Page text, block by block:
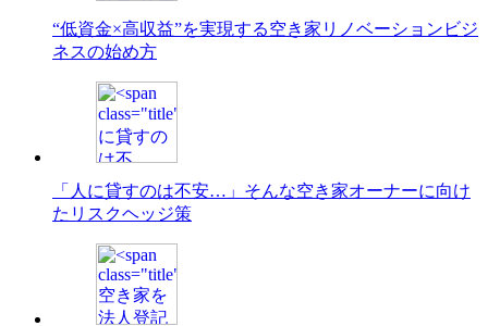
“低資金×高収益”を実現する空き家リノベーションビジ
ネスの始め方
「人に貸すのは不安…」そんな空き家オーナーに向け
たリスクヘッジ策